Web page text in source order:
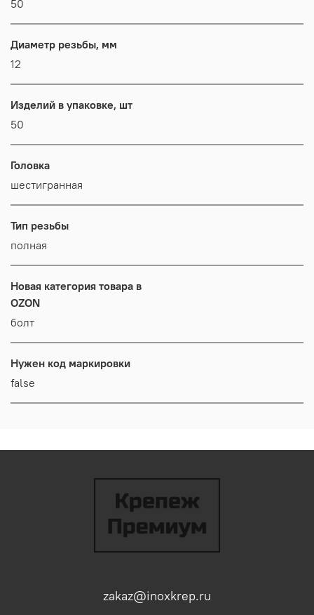
50
Диаметр резьбы, мм
12
Изделий в упаковке, шт
50
Головка
шестигранная
Тип резьбы
полная
Новая категория товара в
OZON
болт
Нужен код маркировки
false
zakaz@inoxkrep.ru